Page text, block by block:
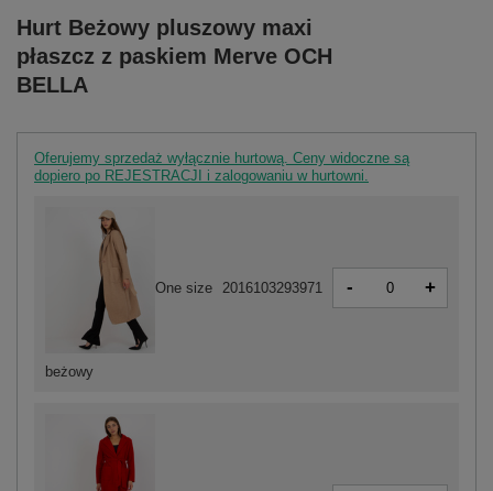
Hurt Beżowy pluszowy maxi
płaszcz z paskiem Merve OCH
BELLA
Oferujemy sprzedaż wyłącznie hurtową. Ceny widoczne są
dopiero po REJESTRACJI i zalogowaniu w hurtowni.
beżowy
One size 2016103293971 - +